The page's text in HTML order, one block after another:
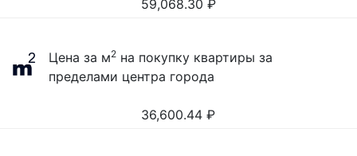
59,068.30 ₽
Цена за м2 на покупку квартиры за
пределами центра города
36,600.44 ₽